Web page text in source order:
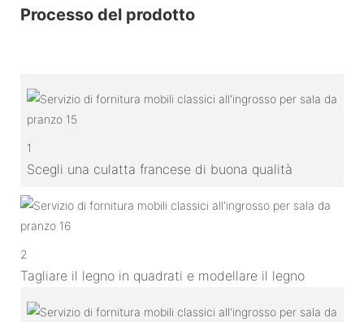
Processo del prodotto
1
Scegli una culatta francese di buona qualità
2
Tagliare il legno in quadrati e modellare il legno